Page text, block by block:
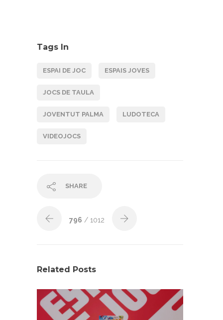
Tags In
ESPAI DE JOC ESPAIS JOVES
JOCS DE TAULA
JOVENTUT PALMA LUDOTECA
VIDEOJOCS
SHARE
796 / 1012
Related Posts